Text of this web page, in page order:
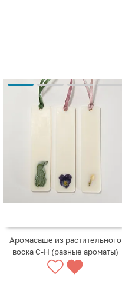
Аромасаше из растительного
воска С-Н (разные ароматы)